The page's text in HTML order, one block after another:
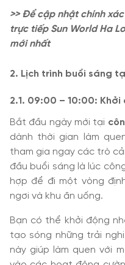
>> Để cập nhật chính
trực tiếp Sun World Ha
mới nhất
2. Lịch trình buổi sáng
2.1. 09:00 – 10:00:
Bắt đầu ngày mới tại
dành thời gian làm
tham gia ngay các trò
đầu buổi sáng là lúc
hợp để đi một vòng
ngơi và khu ăn uống.
Bạn có thể khởi động
tạo sóng những trải
này giúp làm quen với